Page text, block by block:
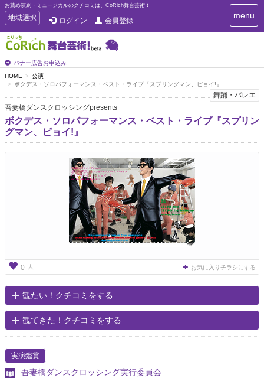
お薦め演劇・ミュージカルのクチコミは、CoRich舞台芸術！
T
o
g
g
e
n
a
v
i
g
a
t
地域選択 ログイン 会員登録
バナー広告お申込み
T
o
a
i
a
menu
HOME
公演
ボクデス・ソロパフォーマンス・ベスト・ライブ『スプリングマン、ピョイ!』
舞踊・バレエ
吾妻橋ダンスクロッシングpresents
ボクデス・ソロパフォーマンス・ベスト・ライブ『スプリン
グマン、ピョイ!』
0 人 お気に入りチラシにする
観たい！クチコミをする
観てきた！クチコミをする
実演鑑賞
吾妻橋ダンスクロッシング実行委員会